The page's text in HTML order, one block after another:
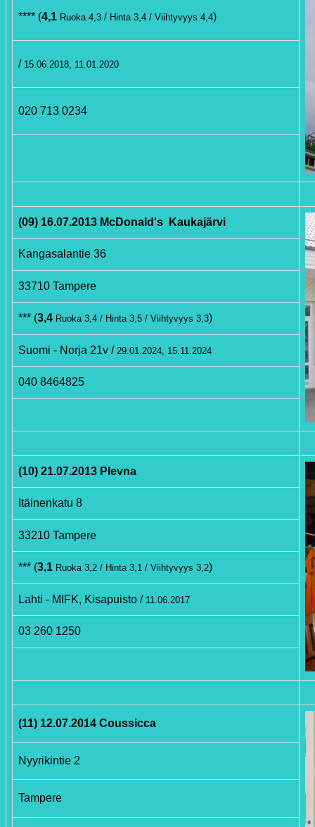
**** (4,1 Ruoka 4,3 / Hinta 3,4 / Viihtyvyys 4,4)
/ 15.06.2018, 11.01.2020
020 713 0234
(09) 16.07.2013 McDonald's Kaukajärvi
Kangasalantie 36
33710 Tampere
*** (3,4 Ruoka 3,4 / Hinta 3,5 / Viihtyvyys 3,3)
Suomi - Norja 21v / 29.01.2024, 15.11.2024
040 8464825
(10) 21.07.2013 Plevna
Itäinenkatu 8
33210 Tampere
*** (3,1 Ruoka 3,2 / Hinta 3,1 / Viihtyvyys 3,2)
Lahti - MIFK, Kisapuisto / 11.06.2017
03 260 1250
(11) 12.07.2014 Coussicca
Nyyrikintie 2
Tampere